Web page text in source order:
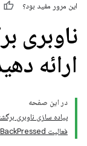
این مرور مفید بود؟
ناوبری
ارائه
در این صفحه
پیاده سازی ناوبری
فعالیت onBackPressed()